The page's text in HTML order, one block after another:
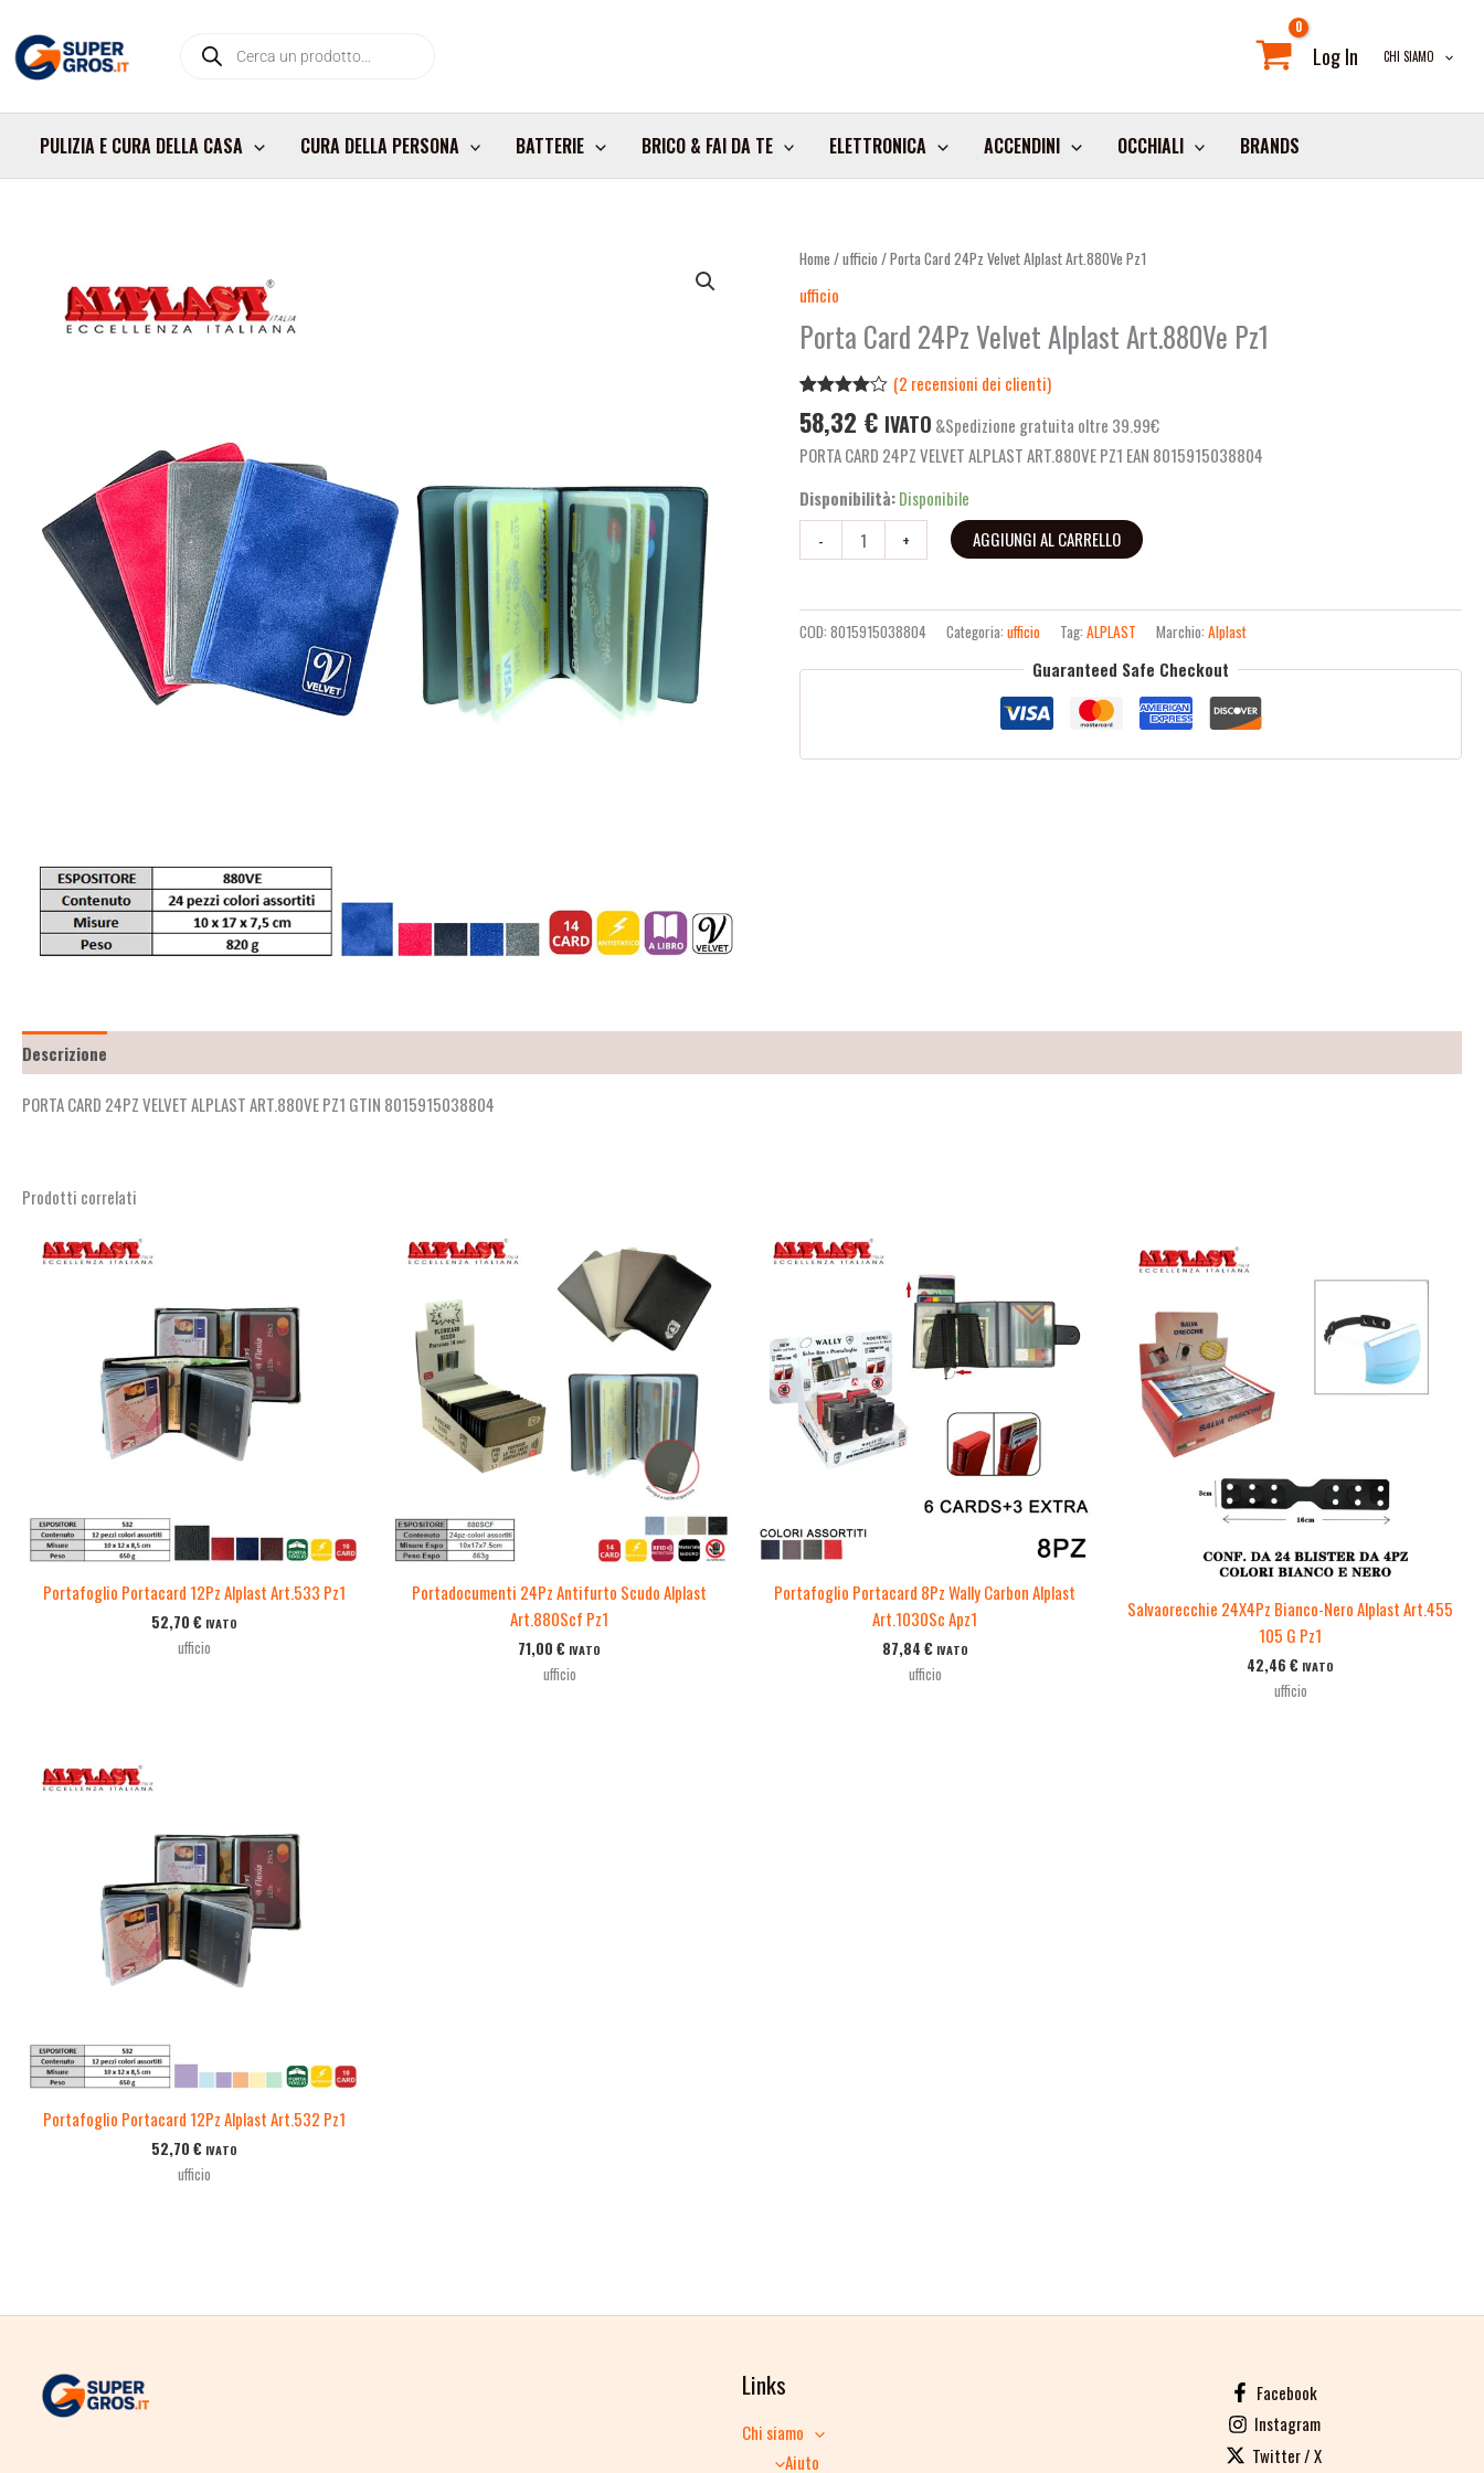
contenuto
search Log In CHI SIAMO
PULIZIA E CURA DELLA CASA CURA DELLA PERSONA BATTERIE BRICO & FAI DA TE ELETTRONICA ACCENDINI OCCHIALI BRANDS
Home /ufficio / Porta Card 24Pz Velvet Alplast Art.880Ve Pz1
ufficio
Porta Card 24Pz Velvet Alplast Art.880Ve Pz1
4.00 su
5 su
base di
(2 recensioni dei clienti)
58,32 € IVATO &Spedizione gratuita oltre 39.99€
PORTA CARD 24PZ VELVET ALPLAST ART.880VE PZ1 EAN 8015915038804
Disponibilità:Disponibile
-
Porta
Card
24Pz
Velvet
Art.880Ve
Pz1
quantità
+ AGGIUNGI AL CARRELLO
COD:8015915038804 Categoria:ufficio Tag:ALPLAST Marchio:Alplast
Guaranteed Safe Checkout
Descrizione
PORTA CARD 24PZ VELVET ALPLAST ART.880VE PZ1 GTIN 8015915038804
Prodotti correlati
Portafoglio Portacard 12Pz Alplast Art.533 Pz1
52,70 € IVATO
ufficio
Portadocumenti 24Pz Antifurto Scudo Alplast
Art.880Scf Pz1
71,00 € IVATO
ufficio
Portafoglio Portacard 8Pz Wally Carbon Alplast
Art.1030Sc Apz1
87,84 € IVATO
ufficio
Salvaorecchie 24X4Pz Bianco-Nero Alplast Art.455
105 G Pz1
42,46 € IVATO
ufficio
Portafoglio Portacard 12Pz Alplast Art.532 Pz1
52,70 € IVATO
ufficio
Links
Chi siamo
Aiuto
Facebook
Instagram
Twitter / X